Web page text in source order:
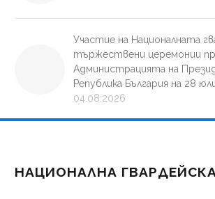
Участие на Националната
тържествени церемонии
Администрацията на
Република България на 28
04.08.2026
НАЦИОНАЛНА